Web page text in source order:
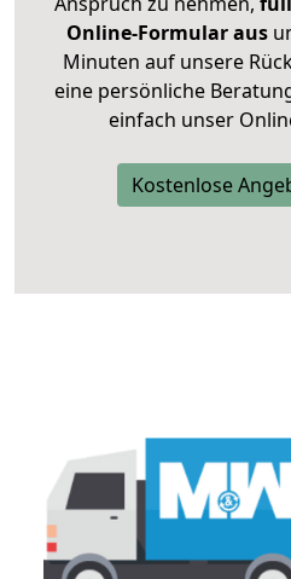
Online-Formular aus
Minuten auf unsere
eine persönliche
einfach unser
Kostenlose